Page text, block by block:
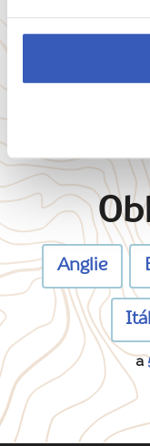
4475 přečtení
Zobrazit
Anglie
a